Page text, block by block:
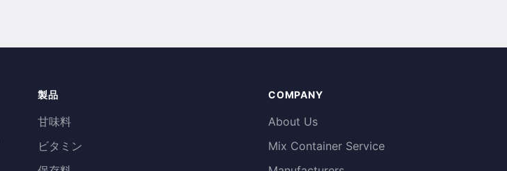
製品
甘味料
ビタミン
COMPANY
About Us
Mix Container Service